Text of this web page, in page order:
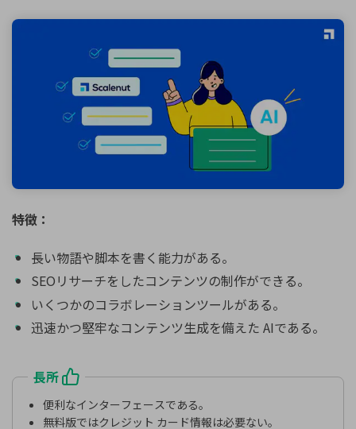
特徴：
長い物語や脚本を書く能力がある。
SEOリサーチをしたコンテンツの制作ができる。
いくつかのコラボレーションツールがある。
迅速かつ堅牢なコンテンツ生成を備えた AIである。
長所
便利なインターフェースである。
無料版ではクレジット カード情報は必要ない。